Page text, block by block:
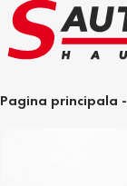
Pagina principala -